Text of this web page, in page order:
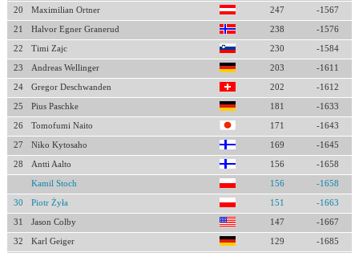
20 Maximilian Ortner 247 -1567
21 Halvor Egner Granerud 238 -1576
22 Timi Zajc 230 -1584
23 Andreas Wellinger 203 -1611
24 Gregor Deschwanden 202 -1612
25 Pius Paschke 181 -1633
26 Tomofumi Naito 171 -1643
27 Niko Kytosaho 169 -1645
28 Antti Aalto 156 -1658
Kamil Stoch 156 -1658
30 Piotr Żyła 151 -1663
31 Jason Colby 147 -1667
32 Karl Geiger 129 -1685